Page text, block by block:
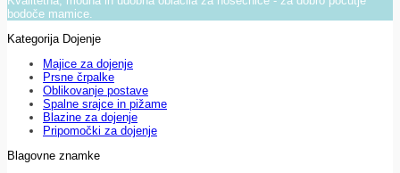
bodoče mamice.
Kategorija Dojenje
Majice za dojenje
Prsne črpalke
Oblikovanje postave
Spalne srajce in pižame
Blazine za dojenje
Pripomočki za dojenje
Blagovne znamke